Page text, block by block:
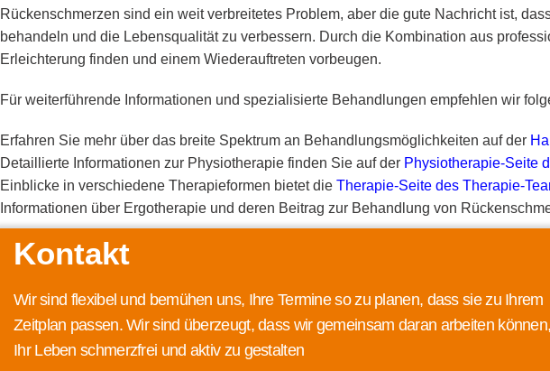
Rückenschmerzen sind ein weit verbreitetes Problem, aber die gute Nachricht ist,
behandeln und die Lebensqualität zu verbessern. Durch die Kombination aus
Erleichterung finden und einem Wiederauftreten vorbeugen.
Für weiterführende Informationen und spezialisierte Behandlungen empfehlen wir
Erfahren Sie mehr über das breite Spektrum an Behandlungsmöglichkeiten auf der
Detaillierte Informationen zur Physiotherapie finden Sie auf der Physiotherapie-Seite
Einblicke in verschiedene Therapieformen bietet die Therapie-Seite des Therapie-
Informationen über Ergotherapie und deren Beitrag zur Behandlung von
Kontakt
Wir sind flexibel und bemühen uns, Ihre Termine so zu planen, dass sie zu Ihrem
Zeitplan passen. Wir sind überzeugt, dass wir gemeinsam daran arbeiten können,
Ihr Leben schmerzfrei und aktiv zu gestalten